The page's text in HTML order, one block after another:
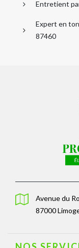
Entretient
Expert en
87460
Avenue du
87000